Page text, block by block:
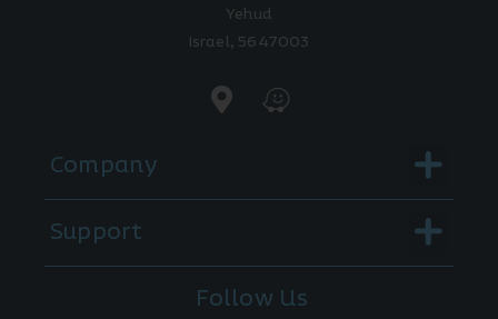
Yehud
Israel, 5647003
Company Menu
Support Menu
Follow Us